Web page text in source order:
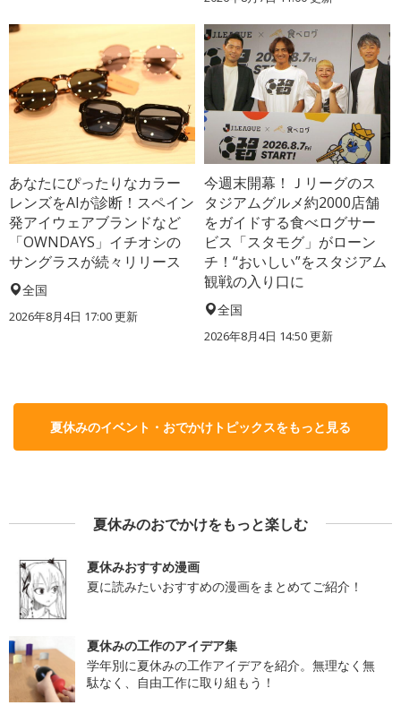
あなたにぴったりなカラー
レンズをAIが診断！スペイン
発アイウェアブランドなど
「OWNDAYS」イチオシの
サングラスが続々リリース
全国
2026年8月4日 17:00更新
今週末開幕！Ｊリーグのス
タジアムグルメ約2000店舗
をガイドする食べログサー
ビス「スタモグ」がローン
チ！“おいしい”をスタジアム
観戦の入り口に
全国
2026年8月4日 14:50更新
夏休みのイベント・おでかけトピックスをもっと見る
夏休みのおでかけをもっと楽しむ
夏休みおすすめ漫画
夏に読みたいおすすめの漫画をまとめてご紹介！
夏休みの工作のアイデア集
学年別に夏休みの工作アイデアを紹介。無理なく無
駄なく、自由工作に取り組もう！